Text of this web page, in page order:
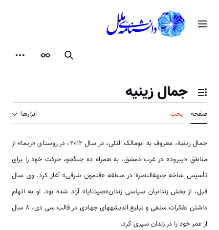
محتوامنوی اصلی
جستجوظاهر
تغییر وضعیت فهرست محتویات
جمال زینیه
صفحه بحث ابزارها
جمال زینیة، معروف به ابومالک التلی، در سال 2012، در روستای «ریما» از
مناطق «یبرود» در غرب دمشق، به همراه ده جنگجو، حرکت خود را برای
تأسیس شاخه جبهة­النصرة در منطقه «قلمون شرقی» آغاز کرد. وی سال
قبل، از بخش زندانیان سیاسی زندان«صیدنایا» آزاد شده بود. او به اتهام
داشتن تفکرات سلفی و تبلیغ اندیشه­های جهادی در قالب سی دی، 8 سال
از عمر خود را در زندان سپری کرد.